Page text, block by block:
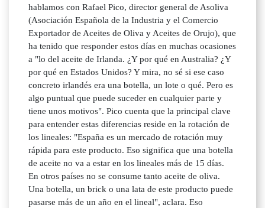
hablamos con Rafael Pico, director general de Asoliva
(Asociación Española de la Industria y el Comercio
Exportador de Aceites de Oliva y Aceites de Orujo), que
ha tenido que responder estos días en muchas ocasiones
a "lo del aceite de Irlanda. ¿Y por qué en Australia? ¿Y
por qué en Estados Unidos? Y mira, no sé si ese caso
concreto irlandés era una botella, un lote o qué. Pero es
algo puntual que puede suceder en cualquier parte y
tiene unos motivos". Pico cuenta que la principal clave
para entender estas diferencias reside en la rotación de
los lineales: "España es un mercado de rotación muy
rápida para este producto. Eso significa que una botella
de aceite no va a estar en los lineales más de 15 días.
En otros países no se consume tanto aceite de oliva.
Una botella, un brick o una lata de este producto puede
pasarse más de un año en el lineal", aclara. Eso